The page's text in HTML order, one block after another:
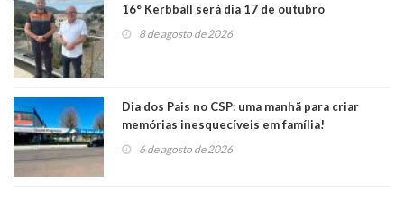
16° Kerbball será dia 17 de outubro
8 de agosto de 2026
Dia dos Pais no CSP: uma manhã para criar
memórias inesquecíveis em família!
6 de agosto de 2026